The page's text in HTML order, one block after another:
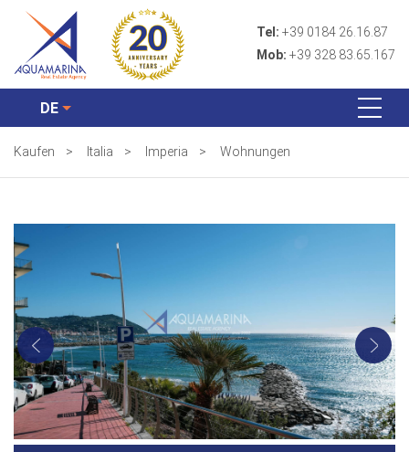
Tel: +39 0184 26.16.87
Mob: +39 328 83.65.167
DE
Kaufen > Italia > Imperia > Wohnungen